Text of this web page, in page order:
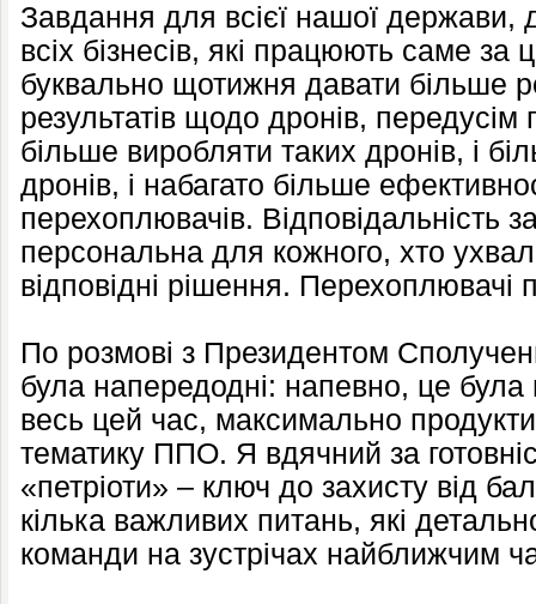
Завдання для всієї нашої держави,
всіх бізнесів, які працюють саме
буквально щотижня давати більше
результатів щодо дронів,
більше виробляти таких дронів, і
дронів, і набагато більше
перехоплювачів. Відповідальність
персональна для кожного, хто
відповідні рішення. Перехоплювачі
По розмові з Президентом
була напередодні: напевно, це
весь цей час, максимально
тематику ППО. Я вдячний за
«петріоти» – ключ до захисту від
кілька важливих питань, які
команди на зустрічах найближчим